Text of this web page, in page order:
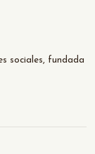
sociales, fundada